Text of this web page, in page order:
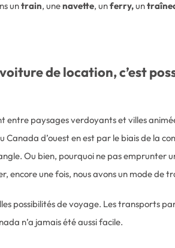
untrain, unenavette, unferry,un
de location, c’est
paysages verdoyants et villes
d’ouest en est par le biais de la
Ou bien, pourquoi ne pas emprunter
encore une fois, nous avons un mode de
possibilités de voyage. Les transports
n’a jamais été aussi facile.